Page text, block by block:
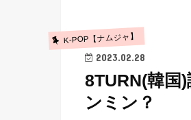
K-POP【ナムジャ】
2023.02.28
8TURN(韓国
ンミン？